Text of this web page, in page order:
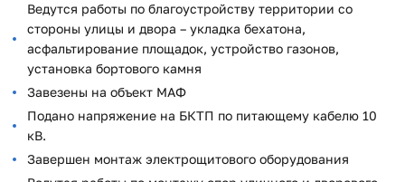
Ведутся работы по благоустройству территории со
стороны улицы и двора – укладка бехатона,
асфальтирование площадок, устройство газонов,
установка бортового камня
Завезены на объект МАФ
Подано напряжение на БКТП по питающему кабелю 10
кВ.
Завершен монтаж электрощитового оборудования